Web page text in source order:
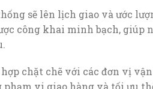
sẽ lên lịch giao và ước
công khai minh bạch, giúp
chặt chẽ với các đơn vị